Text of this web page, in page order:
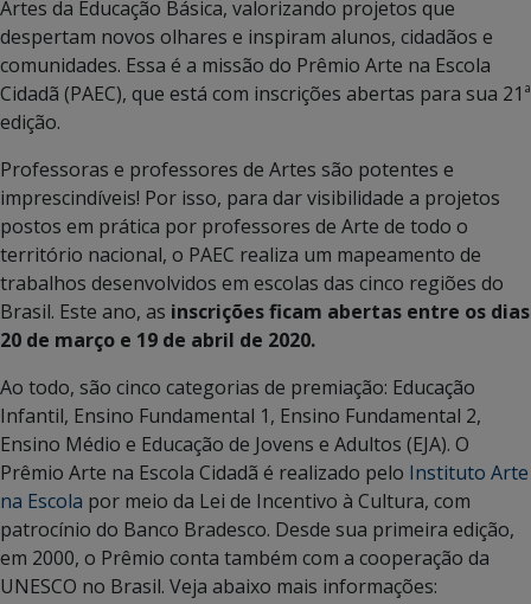
Artes da Educação Básica, valorizando projetos que
despertam novos olhares e inspiram alunos, cidadãos e
comunidades. Essa é a missão do Prêmio Arte na Escola
Cidadã (PAEC), que está com inscrições abertas para sua 21ª
edição.
Professoras e professores de Artes são potentes e
imprescindíveis! Por isso, para dar visibilidade a projetos
postos em prática por professores de Arte de todo o
território nacional, o PAEC realiza um mapeamento de
trabalhos desenvolvidos em escolas das cinco regiões do
Brasil. Este ano, as inscrições ficam abertas entre os dias
20 de março e 19 de abril de 2020.
Ao todo, são cinco categorias de premiação: Educação
Infantil, Ensino Fundamental 1, Ensino Fundamental 2,
Ensino Médio e Educação de Jovens e Adultos (EJA). O
Prêmio Arte na Escola Cidadã é realizado pelo Instituto Arte
na Escola por meio da Lei de Incentivo à Cultura, com
patrocínio do Banco Bradesco. Desde sua primeira edição,
em 2000, o Prêmio conta também com a cooperação da
UNESCO no Brasil. Veja abaixo mais informações: